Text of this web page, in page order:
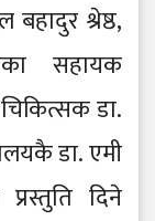
श्रेष्ठ,
सहायक
डा.
डा. एमी
दिने